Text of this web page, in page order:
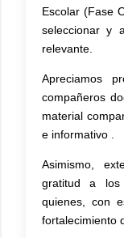
Escolar (Fase
seleccionar y
relevante.
Apreciamos
compañeros
material
e informativo .
Asimismo,
gratitud a los
quienes, con
fortalecimiento